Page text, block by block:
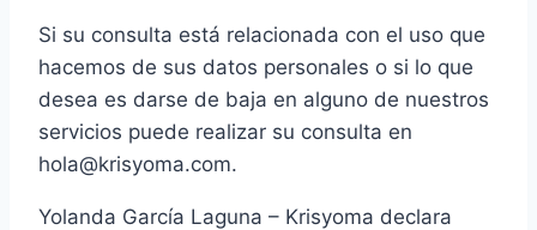
Si su consulta está relacionada con el uso que
hacemos de sus datos personales o si lo que
desea es darse de baja en alguno de nuestros
servicios puede realizar su consulta en
hola@krisyoma.com.
Yolanda García Laguna – Krisyoma declara